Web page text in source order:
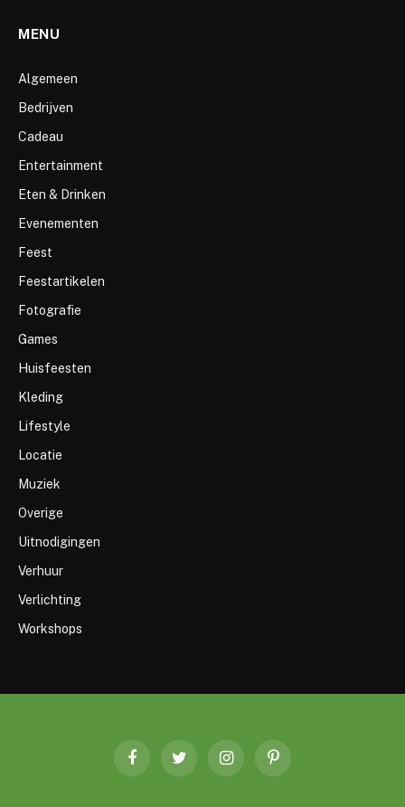
MENU
Algemeen
Bedrijven
Cadeau
Entertainment
Eten & Drinken
Evenementen
Feest
Feestartikelen
Fotografie
Games
Huisfeesten
Kleding
Lifestyle
Locatie
Muziek
Overige
Uitnodigingen
Verhuur
Verlichting
Workshops
FacebookTwitter InstagramPinterest